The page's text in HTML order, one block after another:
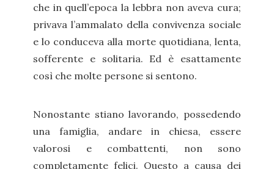
che in quell’epoca la lebbra non aveva cura;
privava l’ammalato della convivenza sociale
e lo conduceva alla morte quotidiana, lenta,
sofferente e solitaria. Ed è esattamente
così che molte persone si sentono.
Nonostante stiano lavorando, possedendo
una famiglia, andare in chiesa, essere
valorosi e combattenti, non sono
completamente felici. Questo a causa dei